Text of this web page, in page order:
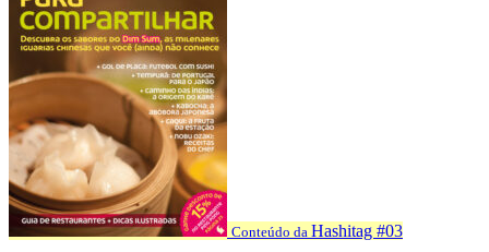
Conteúdo da Hashitag #03